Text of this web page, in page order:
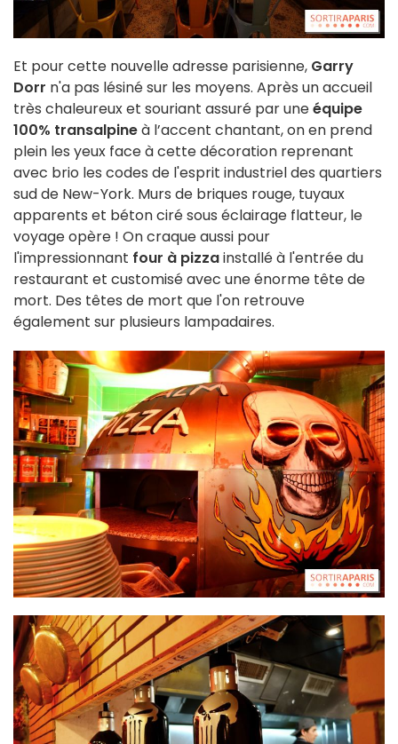
Et pour cette nouvelle adresse parisienne, Garry
Dorr n'a pas lésiné sur les moyens. Après un accueil
très chaleureux et souriant assuré par uneéquipe
100% transalpineà l’accent chantant, on en prend
plein les yeux face à cette décoration reprenant
avec brio les codes de l'esprit industriel des quartiers
sud de New-York. Murs de briques rouge, tuyaux
apparents et béton ciré sous éclairage flatteur, le
voyage opère ! On craque aussi pour
l'impressionnant four à pizzainstallé à l'entrée du
restaurant et customisé avec une énorme tête de
mort. Des têtes de mort que l'on retrouve
également sur plusieurs lampadaires.